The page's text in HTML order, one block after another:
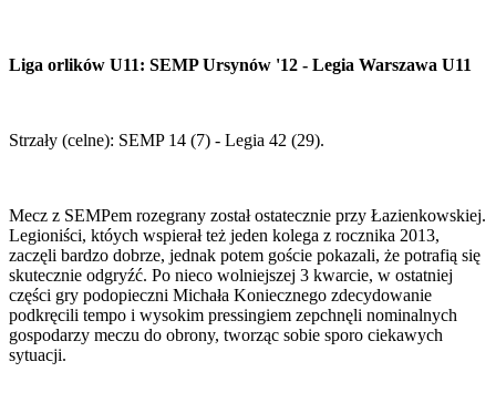
Liga orlików U11: SEMP Ursynów '12 - Legia Warszawa U11
Strzały (celne): SEMP 14 (7) - Legia 42 (29).
Mecz z SEMPem rozegrany został ostatecznie przy Łazienkowskiej.
Legioniści, któych wspierał też jeden kolega z rocznika 2013,
zaczęli bardzo dobrze, jednak potem goście pokazali, że potrafią się
skutecznie odgryźć. Po nieco wolniejszej 3 kwarcie, w ostatniej
części gry podopieczni Michała Koniecznego zdecydowanie
podkręcili tempo i wysokim pressingiem zepchnęli nominalnych
gospodarzy meczu do obrony, tworząc sobie sporo ciekawych
sytuacji.